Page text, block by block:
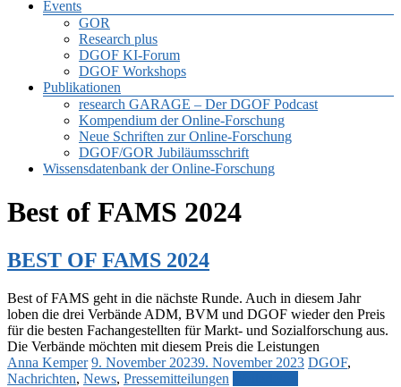
Events
GOR
Research plus
DGOF KI-Forum
DGOF Workshops
Publikationen
research GARAGE – Der DGOF Podcast
Kompendium der Online-Forschung
Neue Schriften zur Online-Forschung
DGOF/GOR Jubiläumsschrift
Wissensdatenbank der Online-Forschung
Best of FAMS 2024
BEST OF FAMS 2024
Best of FAMS geht in die nächste Runde. Auch in diesem Jahr
loben die drei Verbände ADM, BVM und DGOF wieder den Preis
für die besten Fachangestellten für Markt- und Sozialforschung aus.
Die Verbände möchten mit diesem Preis die Leistungen
Anna Kemper 9. November 20239. November 2023 DGOF,
Nachrichten, News, Pressemitteilungen